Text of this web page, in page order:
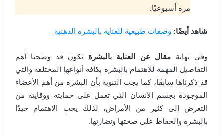
مرة أسبوعيًا.
شاهد أيضًا: وصفات طبيعية للعناية بالبشرة الدهنية
وفي نهاية مقال عن العناية بالبشرة نكون قد وضحنا أهم
التفاصيل المهمة للاهتمام بالبشرة بكافة أنواعها المختلفة والتي
قد ذكرناها سابقًا، كما يجب التنويه بأن البشرة من أهم الأعضاء
الموجودة بجسم الإنسان التي تعمل على حمايته ووقايته من
التعرض إلى كثير من الأمراض، لذلك يجب الاهتمام جيدًا
بالبشرة والحفاظ على صحتها ونضارتها.